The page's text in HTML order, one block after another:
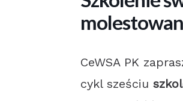
CeWSA PK
cykl sześciu